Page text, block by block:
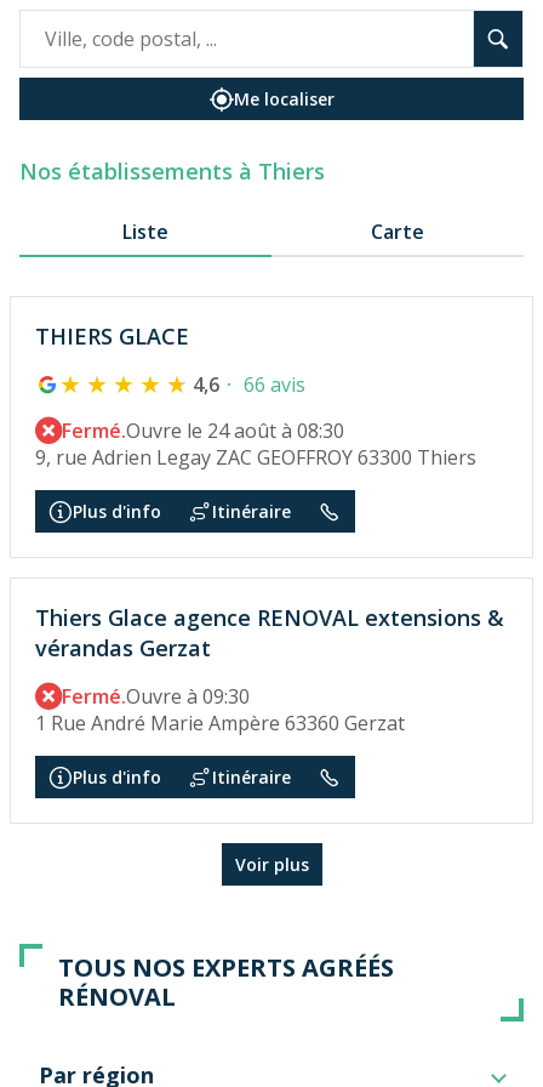
Me localiser
Nos établissements à Thiers
Liste Carte
THIERS GLACE
4,6
66 avis
Fermé.Ouvre le 24 août à 08:30
9, rue Adrien Legay ZAC GEOFFROY 63300 Thiers
Plus d'info Itinéraire
Thiers Glace agence RENOVAL extensions &
vérandas Gerzat
Fermé.Ouvre à 09:30
1 Rue André Marie Ampère 63360 Gerzat
Plus d'info Itinéraire
Voir plus
TOUS NOS EXPERTS AGRÉÉS
RÉNOVAL
Par région